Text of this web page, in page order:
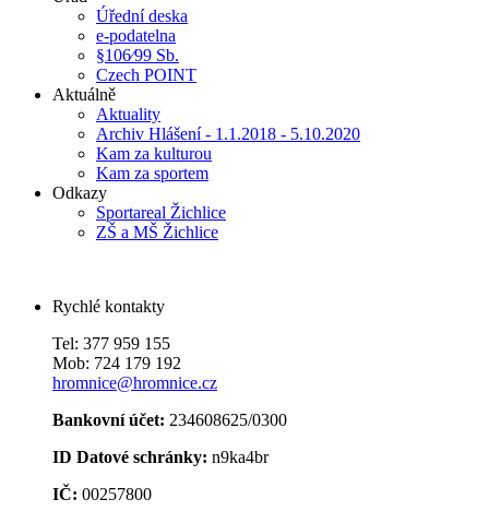
Úřední deska
e-podatelna
§106⁄99 Sb.
Czech POINT
Aktuálně
Aktuality
Archiv Hlášení - 1.1.2018 - 5.10.2020
Kam za kulturou
Kam za sportem
Odkazy
Sportareal Žichlice
ZŠ a MŠ Žichlice
Rychlé kontakty
Tel: 377 959 155
Mob: 724 179 192
hromnice@hromnice.cz
Bankovní účet: 234608625/0300
ID Datové schránky: n9ka4br
IČ: 00257800